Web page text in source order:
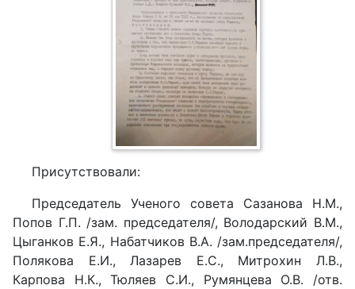
Присутствовали:
Председатель Ученого совета Сазанова Н.М.,
Попов Г.П. /зам. председателя/, Володарский В.М.,
Цыганков Е.Я., Набатчиков В.А. /зам.председателя/,
Полякова Е.И., Лазарев Е.С., Митрохин Л.В.,
Карпова Н.К., Тюляев С.И., Румянцева О.В. /отв.